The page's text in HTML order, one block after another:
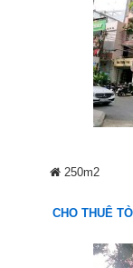
250m2
CHO THUÊ